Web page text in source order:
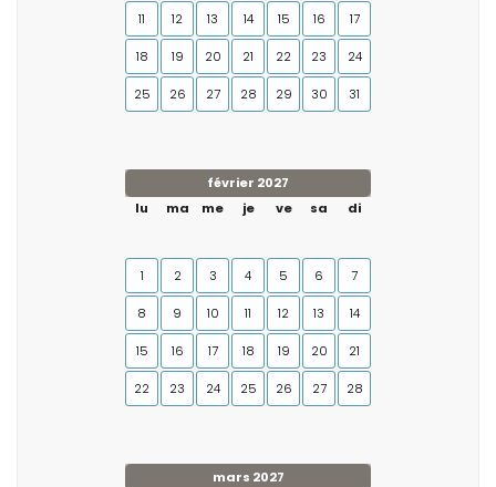
11 12 13 14 15 16 17
18 19 20 21 22 23 24
25 26 27 28 29 30 31
février 2027
lu
ma me je ve sa di
1 2 3 4 5 6 7
8 9 10 11 12 13 14
15 16 17 18 19 20 21
22 23 24 25 26 27 28
mars 2027